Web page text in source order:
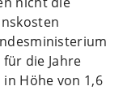
die Jahre
Höhe von 1,6